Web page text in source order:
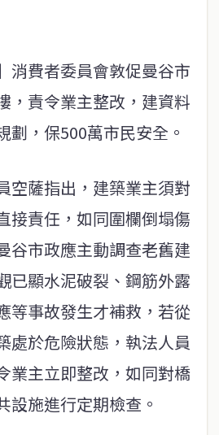
消費者委員會敦促曼谷市
，責令業主整改，建資料
劃，保500萬市民安全。
空薩指出，建築業主須對
接責任，如同圍欄倒塌傷
谷市政應主動調查老舊建
已顯水泥破裂、鋼筋外露
等事故發生才補救，若從
處於危險狀態，執法人員
業主立即整改，如同對橋
設施進行定期檢查。